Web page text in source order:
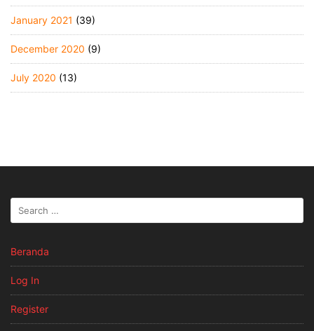
January 2021 (39)
December 2020 (9)
July 2020 (13)
Beranda
Log In
Register